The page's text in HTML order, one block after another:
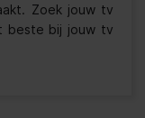
Zoek jouw tv
beste bij jouw tv